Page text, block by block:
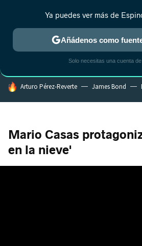
MENÚ
ESTRENOS REALITY
HOY SE HABLA DE
Arturo Pérez-Reverte James Bond
Mario Casas
en la nieve'
Ya puedes ver más de
Añádenos como
Solo necesitas una cuenta